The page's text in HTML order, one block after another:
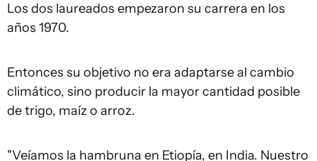
Los dos laureados empezaron su carrera en los
años 1970.
Entonces su objetivo no era adaptarse al cambio
climático, sino producir la mayor cantidad posible
de trigo, maíz o arroz.
"Veíamos la hambruna en Etiopía, en India. Nuestro